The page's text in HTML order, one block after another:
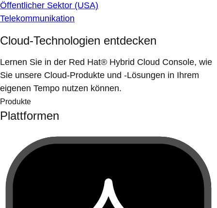
Öffentlicher Sektor (USA)
Telekommunikation
Cloud-Technologien entdecken
Lernen Sie in der Red Hat® Hybrid Cloud Console, wie
Sie unsere Cloud-Produkte und -Lösungen in Ihrem
eigenen Tempo nutzen können.
Produkte
Plattformen